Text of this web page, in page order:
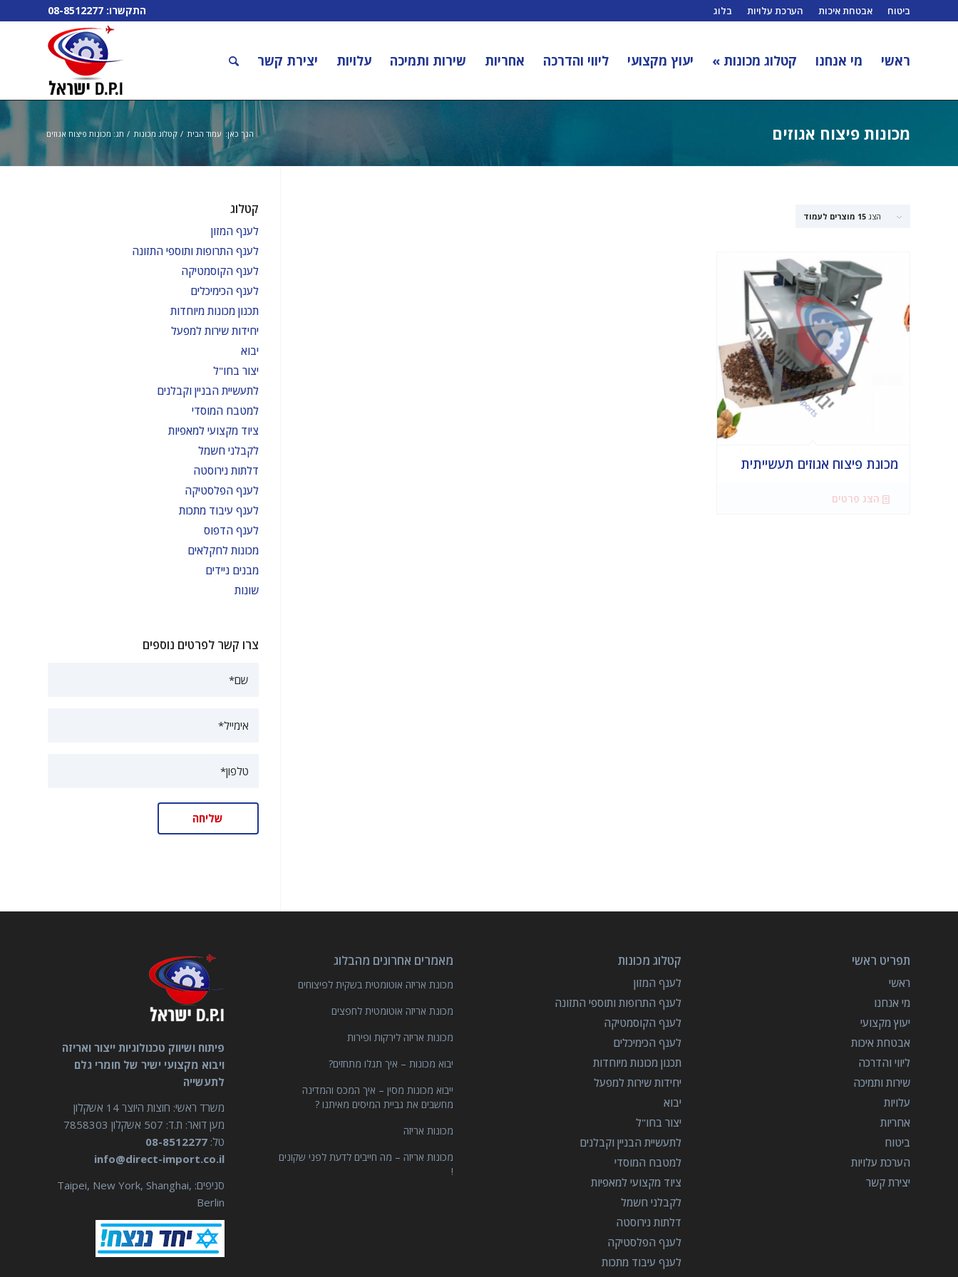
ביטוח אבטחת איכות הערכת עלויות בלוג התקשרו: 08-8512277
ראשי מי אנחנו קטלוג מכונות » יעוץ מקצועי ליווי והדרכה אחריות שירות ותמיכה עלויות יצירת קשר
מכונות פיצוח אגוזים הנך כאן: עמוד הבית / קטלוג מכונות / תג: מכונות פיצוח אגוזים
הצג 15 מוצרים לעמוד
מכונת פיצוח אגוזים תעשייתית
הצג פרטים
קטלוג
לענף המזון
לענף התרופות ותוספי התזונה
לענף הקוסמטיקה
לענף הכימיכלים
תכנון מכונות מיוחדות
יחידות שירות למפעל
יבוא
יצור בחו"ל
לתעשיית הבניין וקבלנים
למטבח המוסדי
ציוד מקצועי למאפיות
לקבלני חשמל
דלתות נירוסטה
לענף הפלסטיקה
לענף עיבוד מתכות
לענף הדפוס
מכונות לחקלאים
מבנים ניידים
שונות
צרו קשר לפרטים נוספים
תפריט ראשי
ראשי
מי אנחנו
יעוץ מקצועי
אבטחת איכות
ליווי והדרכה
שירות ותמיכה
עלויות
אחריות
ביטוח
הערכת עלויות
יצירת קשר
קטלוג מכונות
לענף המזון
לענף התרופות ותוספי התזונה
לענף הקוסמטיקה
לענף הכימיכלים
תכנון מכונות מיוחדות
יחידות שירות למפעל
יבוא
יצור בחו"ל
לתעשיית הבניין וקבלנים
למטבח המוסדי
ציוד מקצועי למאפיות
לקבלני חשמל
דלתות נירוסטה
לענף הפלסטיקה
לענף עיבוד מתכות
מאמרים אחרונים מהבלוג
מכונת אריזה אוטומטית בשקית לפיצוחים
מכונת אריזה אוטומטית לחפצים
מכונות אריזה לירקות ופירות
יבוא מכונות – איך תגלו מתחזים?
ייבוא מכונות מסין – איך המכס והמדינה
מחשבים את גביית המיסים מאיתנו ?
מכונות אריזה
מכונות אריזה – מה חייבים לדעת לפני שקונים
!
פיתוח ושיווק טכנולוגיות ייצור ואריזה
ויבוא מקצועי ישיר של חומרי גלם
לתעשייה
משרד ראשי: חוצות היוצר 14 אשקלון
מען דואר: ת.ד: 507 אשקלון 7858303
טל: 08-8512277
info@direct-import.co.il
סניפים: Taipei, New York, Shanghai,
Berlin